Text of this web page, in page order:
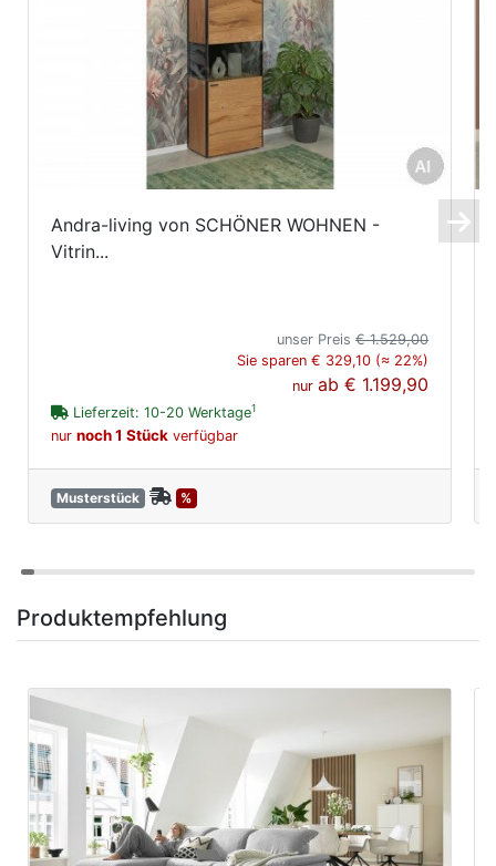
Andra-living von SCHÖNER WOHNEN -
Vitrin...
unser Preis€ 1.529,00
Sie sparen € 329,10 (≈ 22%)
nurab€ 1.199,90
Lieferzeit: 10-20 Werktage1
nur noch 1 Stück verfügbar
Musterstück %
Produktempfehlung